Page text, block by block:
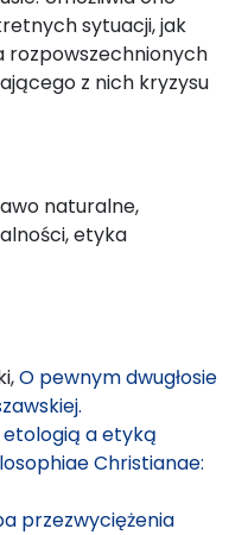
sytuacji, jak
rozpowszechnionych
z nich kryzysu
naturalne,
etyka
O pewnym dwugłosie
a etyką
Christianae:
przezwyciężenia